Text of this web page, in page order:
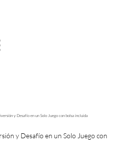
y Desafío en un Solo Juego con bolsa incluida
y Desafío en un Solo Juego con